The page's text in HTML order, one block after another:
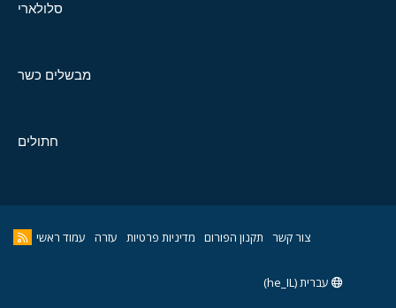
סלולארי
מבשלים כשר
חתולים
צור קשר תקנון הפורום מדיניות פרטיות עזרה עמוד ראשי
עברית (he_IL)